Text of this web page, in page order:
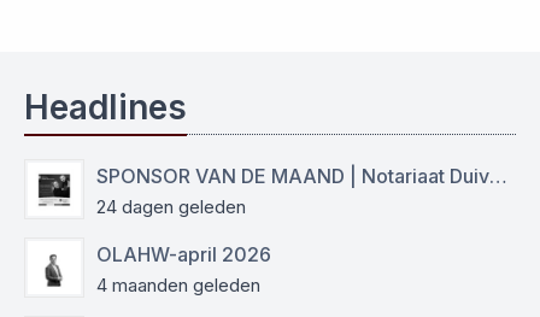
Headlines
SPONSOR VAN DE MAAND | Notariaat Duiven Westervoort
24 dagen geleden
OLAHW-april 2026
4 maanden geleden